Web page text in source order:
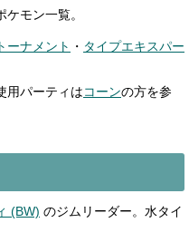
モン一覧。
ーナメント ・ タイプエキスパー
用パーティはコーンの方を参
(BW) のジムリーダー。水タイ